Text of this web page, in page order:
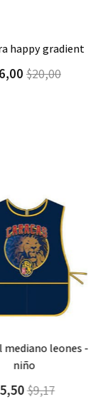
Detalle
happy gradient
$20,00
Detalle
niño
$9,17